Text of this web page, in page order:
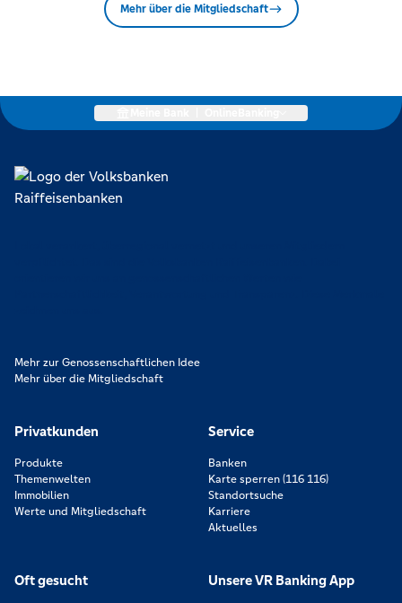
Mehr über die Mitgliedschaft
Mehr zur Genossenschaftlichen Idee
Mehr über die Mitgliedschaft
Privatkunden
Produkte
Themenwelten
Immobilien
Werte und Mitgliedschaft
Service
Banken
Karte sperren (116 116)
Standortsuche
Karriere
Aktuelles
Oft gesucht Unsere VR Banking App